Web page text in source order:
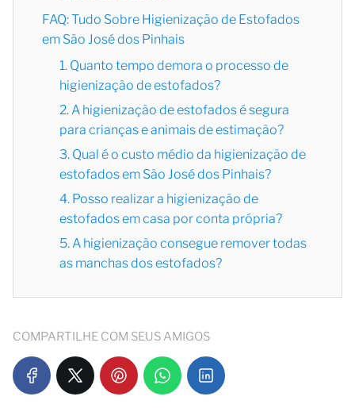
FAQ: Tudo Sobre Higienização de Estofados
em São José dos Pinhais
1. Quanto tempo demora o processo de
higienização de estofados?
2. A higienização de estofados é segura
para crianças e animais de estimação?
3. Qual é o custo médio da higienização de
estofados em São José dos Pinhais?
4. Posso realizar a higienização de
estofados em casa por conta própria?
5. A higienização consegue remover todas
as manchas dos estofados?
COMPARTILHE COM SEUS AMIGOS